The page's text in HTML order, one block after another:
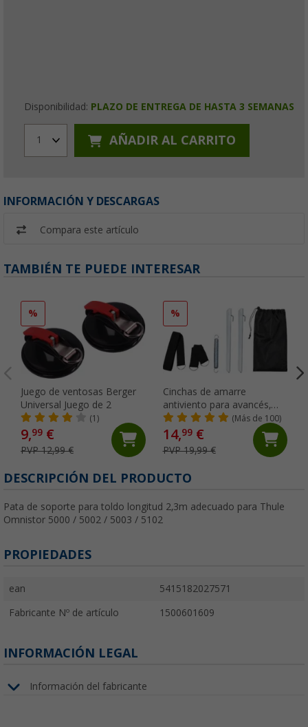
Disponibilidad: PLAZO DE ENTREGA DE HASTA 3 SEMANAS
1 AÑADIR AL CARRITO
INFORMACIÓN Y DESCARGAS
Compara este artículo
TAMBIÉN TE PUEDE INTERESAR
%
Juego de ventosas Berger
Universal Juego de 2
(1)
9,99 €
PVP 12,99 €
%
Cinchas de amarre
antiviento para avancés,
12,5 metros Berger(Más de 100)
14,99€
PVP 19,99 €
DESCRIPCIÓN DEL PRODUCTO
Pata de soporte para toldo longitud 2,3m adecuado para Thule
Omnistor 5000 / 5002 / 5003 / 5102
PROPIEDADES
ean 5415182027571
Fabricante Nº de artículo 1500601609
INFORMACIÓN LEGAL
Información del fabricante